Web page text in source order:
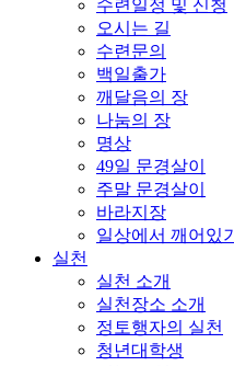
수련일정 및 신청
오시는 길
수련문의
백일출가
깨달음의 장
나눔의 장
명상
49일 문경살이
주말 문경살이
바라지장
일상에서 깨어있기
실천
실천 소개
실천장소 소개
정토행자의 실천
청년대학생